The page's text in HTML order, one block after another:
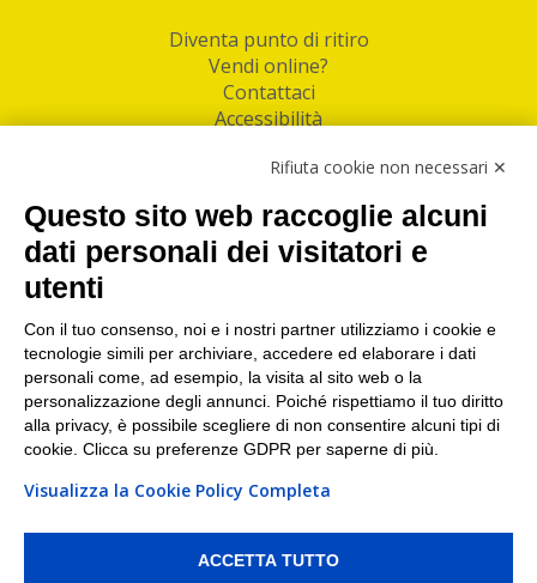
Diventa punto di ritiro
Vendi online?
Contattaci
Accessibilità
Facebook
Linkedin
I nostri punti di ritiro e spedizione pacchi nelle
maggiori città italiane
Torino|Milano|Roma|Bologna|Firenze| Genova
Napoli|Varese
PI/CF/N°Iscr.: 10821360012 | REA: RM 1494760 | Cap.Soc.: 50.000€ |
Whistleblowing|Privacy |Preferenze Cookies
Rifiuta cookie non necessari ✕
Questo sito web raccoglie alcuni
dati personali dei visitatori e
utenti
Con il tuo consenso, noi e i nostri partner utilizziamo i cookie e
tecnologie simili per archiviare, accedere ed elaborare i dati
personali come, ad esempio, la visita al sito web o la
personalizzazione degli annunci. Poiché rispettiamo il tuo diritto
alla privacy, è possibile scegliere di non consentire alcuni tipi di
cookie. Clicca su preferenze GDPR per saperne di più.
Visualizza la Cookie Policy Completa
ACCETTA TUTTO